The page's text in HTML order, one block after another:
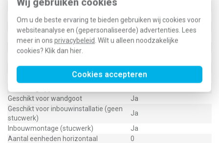
Om u de beste ervaring te bieden gebruiken wij cookies voor
websiteanalyse en (gepersonaliseerde) advertenties. Lees
meer in ons privacybeleid . Wilt u alleen noodzakelijke
cookies? Klik dan hier
Cookies accepteren
Materiaal
Bevestigingswijze
Klembevestiging
Montagerichting
Verticaal
RAL-nummer (vergelijkbaar)
9007
Slagvastheid
Geschikt voor vloerpot
Nee
Nee
Geschikt voor wandgoot
Ja
Geschikt voor inbouwinstallatie (geen
stucwerk)
Ja
Inbouwmontage (stucwerk)
Ja
Aantal eenheden horizontaal
0